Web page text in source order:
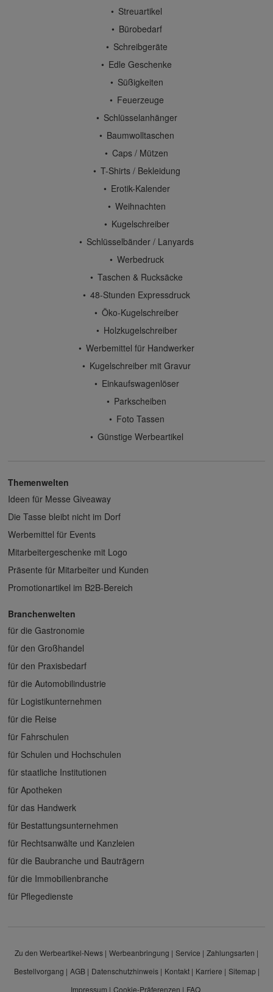
Streuartikel
Bürobedarf
Schreibgeräte
Edle Geschenke
Süßigkeiten
Feuerzeuge
Schlüsselanhänger
Baumwolltaschen
Caps / Mützen
T-Shirts / Bekleidung
Erotik-Kalender
Weihnachten
Kugelschreiber
Schlüsselbänder / Lanyards
Werbedruck
Taschen & Rucksäcke
48-Stunden Expressdruck
Öko-Kugelschreiber
Holzkugelschreiber
Werbemittel für Handwerker
Kugelschreiber mit Gravur
Einkaufswagenlöser
Parkscheiben
Foto Tassen
Günstige Werbeartikel
Themenwelten
Ideen für Messe Giveaway
Die Tasse bleibt nicht im Dorf
Werbemittel für Events
Mitarbeitergeschenke mit Logo
Präsente für Mitarbeiter und Kunden
Promotionartikel im B2B-Bereich
Branchenwelten
für die Gastronomie
für den Großhandel
für den Praxisbedarf
für die Automobilindustrie
für Logistikunternehmen
für die Reise
für Fahrschulen
für Schulen und Hochschulen
für staatliche Institutionen
für Apotheken
für das Handwerk
für Bestattungsunternehmen
für Rechtsanwälte und Kanzleien
für die Baubranche und Bauträgern
für die Immobilienbranche
für Pflegedienste
Zu den Werbeartikel-News Werbeanbringung Service
Zahlungsarten
Bestellvorgang
AGB Datenschutzhinweis Kontakt Karriere
Sitemap
Impressum
Cookie-Präferenzen FAQ